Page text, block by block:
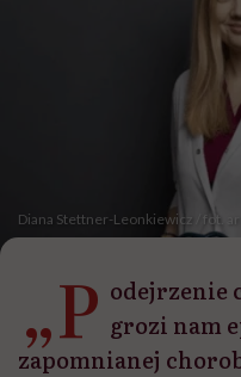
Diana Stettner-Leonkiewicz / fot.
„P odejrzenie
grozi nam
zapomnianej